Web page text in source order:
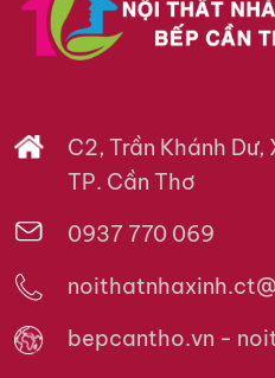
C2, Trần Khánh Dư,
TP. Cần Thơ
0937 770 069
bepcantho.vn -